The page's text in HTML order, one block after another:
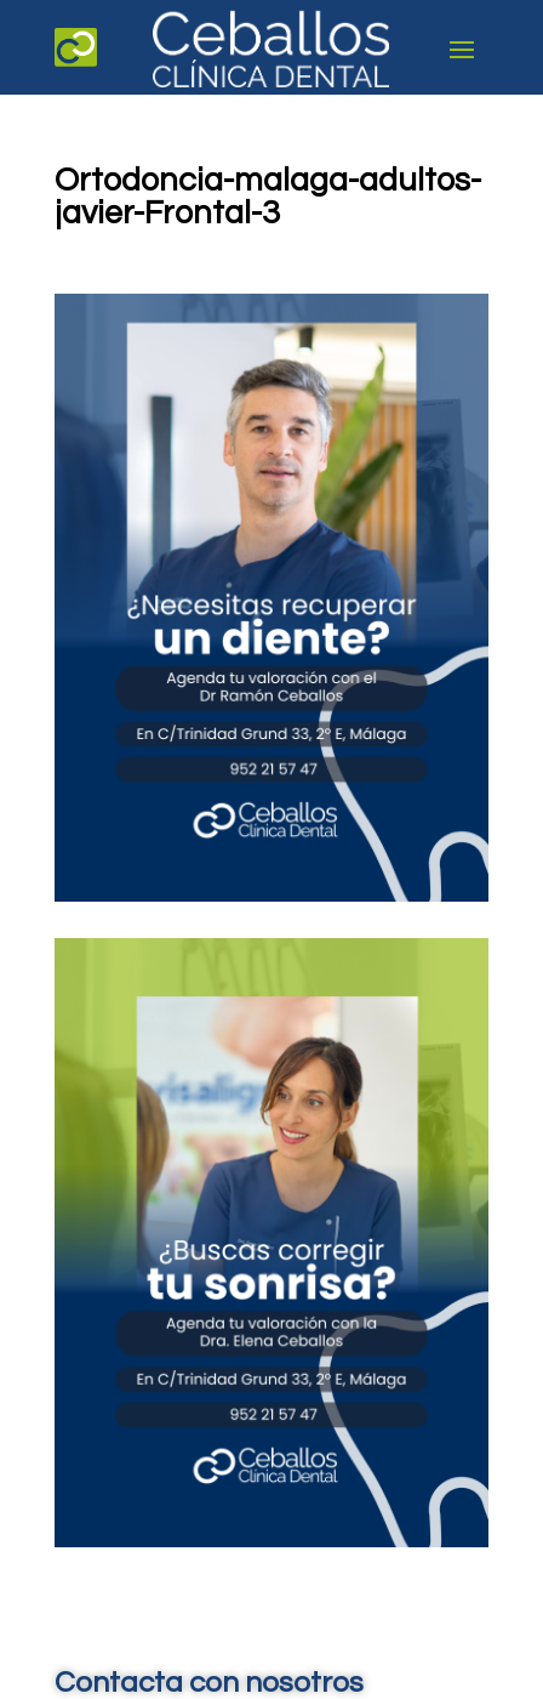
Ortodoncia-malaga-adultos-
javier-Frontal-3
Contacta con nosotros